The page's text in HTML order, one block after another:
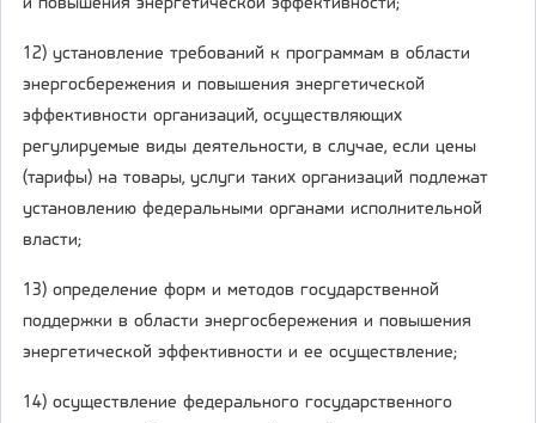
и повышения энергетической эффективности;
12) установление требований к программам в области
энергосбережения и повышения энергетической
эффективности организаций, осуществляющих
регулируемые виды деятельности, в случае, если цены
(тарифы) на товары, услуги таких организаций подлежат
установлению федеральными органами исполнительной
власти;
13) определение форм и методов государственной
поддержки в области энергосбережения и повышения
энергетической эффективности и ее осуществление;
14) осуществление федерального государственного